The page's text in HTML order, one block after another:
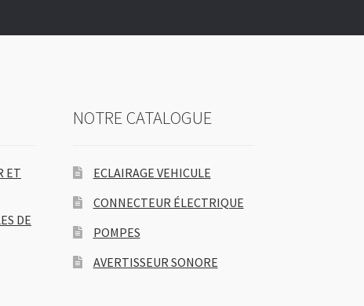
ET
DE
NOTRE CATALOGUE
ECLAIRAGE VEHICULE
CONNECTEUR ÉLECTRIQUE
POMPES
AVERTISSEUR SONORE